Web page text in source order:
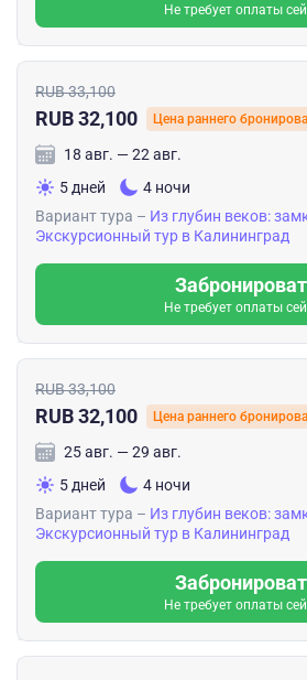
Не требует оплаты
RUB 33,100
RUB 32,100 Цена раннего
18 авг. — 22 авг.
5 дней
4 ночи
Вариант тура – Из глубин веков:
Экскурсионный тур в Калининград
Не требует оплаты
RUB 33,100
RUB 32,100 Цена раннего
25 авг. — 29 авг.
5 дней
4 ночи
Вариант тура – Из глубин веков:
Экскурсионный тур в Калининград
Не требует оплаты